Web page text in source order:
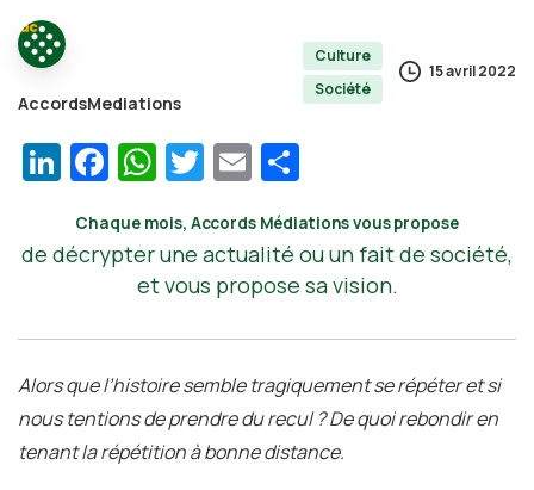
AccordsMediations
Culture
Société
15 avril 2022
LinkedIn
Facebook
WhatsApp
Twitter
Email
Chaque mois, Accords Médiations vous propose
de décrypter une actualité ou un fait de société,
et vous propose sa vision.
Alors que l’histoire semble tragiquement se répéter et si
nous tentions de prendre du recul ? De quoi rebondir en
tenant la répétition à bonne distance.